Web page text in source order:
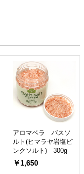
アロマベラ バスソ
ルト(ヒマラヤ岩塩ピ
ンクソルト) 300g
￥1,650